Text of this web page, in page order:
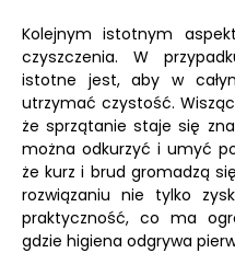
Kolejnym istotnym
czyszczenia. W
istotne jest, aby w
utrzymać czystość.
że sprzątanie staje się
można odkurzyć i umyć
że kurz i brud gromadzą
rozwiązaniu nie tylko
praktyczność, co ma
gdzie higiena odgrywa